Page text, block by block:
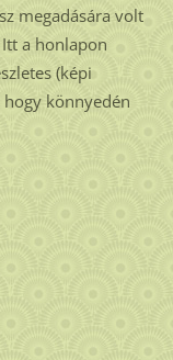
megadására volt
a honlapon
(képi
könnyedén